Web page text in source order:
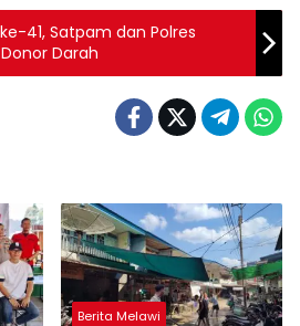
41, Satpam dan Polres
Darah
Berita Melawi